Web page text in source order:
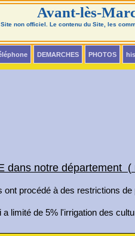
Avant-lès-
Site non officiel. Le contenu du Site, les
DEMARCHES PHOTOS
dans notre département
ont procédé à des restrictions
limité de 5% l'irrigation des